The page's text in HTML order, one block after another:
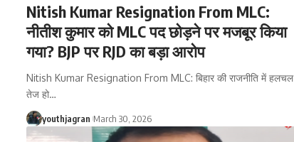
Nitish Kumar Resignation From MLC:
नीतीश कुमार को MLC पद छोड़ने पर मजबूर किया
गया? BJP पर RJD का बड़ा आरोप
Nitish Kumar Resignation From MLC: बिहार की राजनीति में हलचल
तेज हो…
youthjagran March 30, 2026